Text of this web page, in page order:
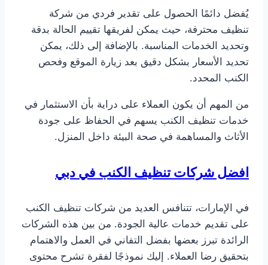
يُفضل دائمًا الحصول على تقدير فردي من شركة
تنظيف محترفة، حيث يمكن لفريقها تقييم الحالة بدقة
وتحديد الخدمات المناسبة. بالإضافة إلى ذلك، يمكن
تحديد الأسعار بشكل دقيق بعد زيارة الموقع وفحص
الكنب المحدد.
من المهم أن يكون العملاء على دراية بأن الاستثمار في
خدمات تنظيف الكنب يسهم في الحفاظ على جودة
الأثاث والمساهمة في صحة البيئة داخل المنزل.
افضل شركات تنظيف الكنب في دبي
في الإمارات، تتنافس العديد من شركات تنظيف الكنب
على تقديم خدمات عالية الجودة. من بين هذه الشركات
الرائدة تبرز بعضها بفضل التفاني في العمل والاهتمام
بتحقيق رضا العملاء. إليك نموذجًا لفقرة تشرح محتوى